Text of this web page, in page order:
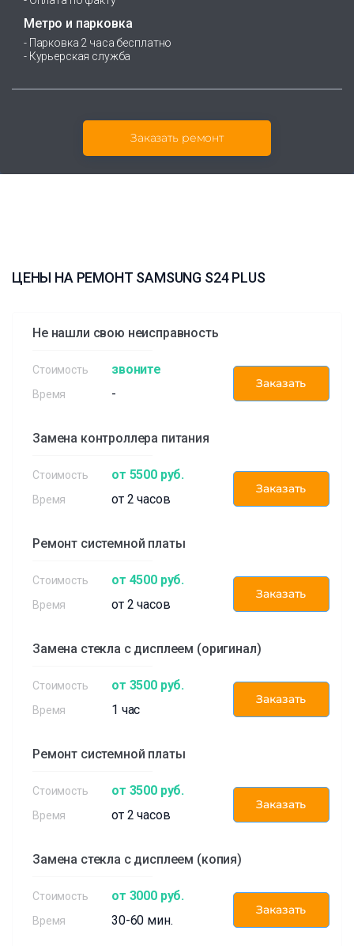
Метро и парковка
- Парковка 2 часа бесплатно
- Курьерская служба
Заказать ремонт
ЦЕНЫ НА РЕМОНТ SAMSUNG S24 PLUS
Не нашли свою неисправность
звоните
-
Заказать
Замена контроллера питания
от 5500 руб.
от 2 часов
Заказать
Ремонт системной платы
от 4500 руб.
от 2 часов
Заказать
Замена стекла с дисплеем (оригинал)
от 3500 руб.
1 час
Заказать
Ремонт системной платы
от 3500 руб.
от 2 часов
Заказать
Замена стекла с дисплеем (копия)
от 3000 руб.
30-60 мин.
Заказать